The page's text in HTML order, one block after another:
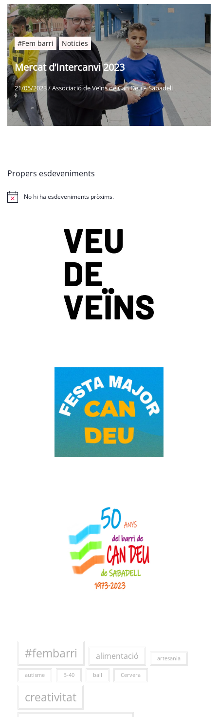
#Fem barri Noticies
Mercat d’Intercanvi 2023
21/05/2023/Associació de Veïns de Can Deu – Sabadell
Propers esdeveniments
Avís No hi ha esdeveniments pròxims.
#fembarri alimentació artesania
autisme B-40 ball Cervera
creativitat